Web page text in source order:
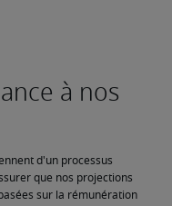
d'un processus
que nos projections
sur la rémunération